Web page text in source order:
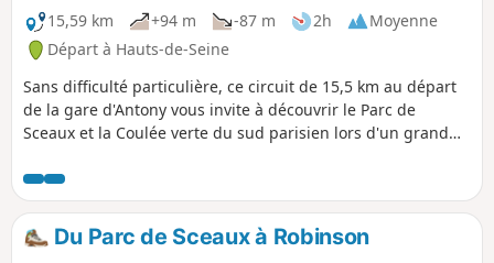
15,59 km
+94 m -87 m 2h
Moyenne
Départ à Hauts-de-Seine
Sans difficulté particulière, ce circuit de 15,5 km au départ
de la gare d'Antony vous invite à découvrir le Parc de
Sceaux et la Coulée verte du sud parisien lors d'un grand
surprendre par les paysages associant ville et nature de la
Coulée Verte et par les perspectives grandioses du Parc de
Sceaux.Du Parc de Sceaux à Robinson